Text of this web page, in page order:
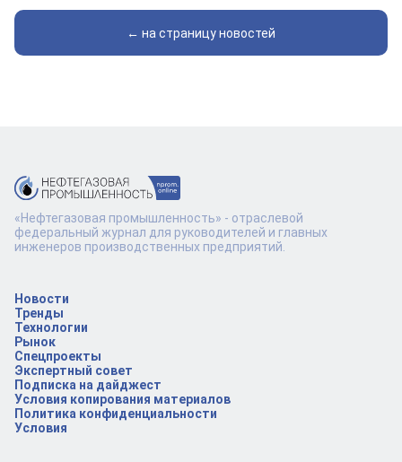
← на страницу новостей
Новости
Тренды
Технологии
Рынок
Спецпроекты
Экспертный совет
Подписка на дайджест
Условия копирования материалов
Политика конфиденциальности
Условия
«Нефтегазовая промышленность» - отраслевой
федеральный журнал для руководителей и главных
инженеров производственных предприятий.